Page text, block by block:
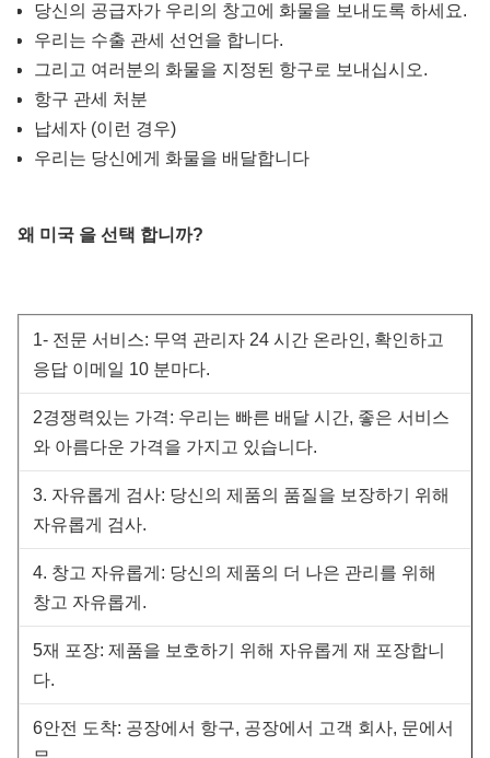
당신의 공급자가 우리의 창고에 화물을 보내도록 하세요.
우리는 수출 관세 선언을 합니다.
그리고 여러분의 화물을 지정된 항구로 보내십시오.
항구 관세 처분
납세자 (이런 경우)
우리는 당신에게 화물을 배달합니다
왜 미국 을 선택 합니까?
1- 전문 서비스: 무역 관리자 24 시간 온라인, 확인하고
응답 이메일 10 분마다.
2경쟁력있는 가격: 우리는 빠른 배달 시간, 좋은 서비스
와 아름다운 가격을 가지고 있습니다.
3. 자유롭게 검사: 당신의 제품의 품질을 보장하기 위해
자유롭게 검사.
4. 창고 자유롭게: 당신의 제품의 더 나은 관리를 위해
창고 자유롭게.
5재 포장: 제품을 보호하기 위해 자유롭게 재 포장합니
다.
6안전 도착: 공장에서 항구, 공장에서 고객 회사, 문에서